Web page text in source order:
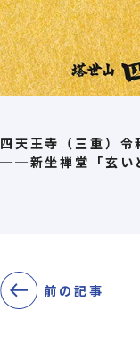
四天王寺（三重）
──新坐禅堂「玄い
前の記事